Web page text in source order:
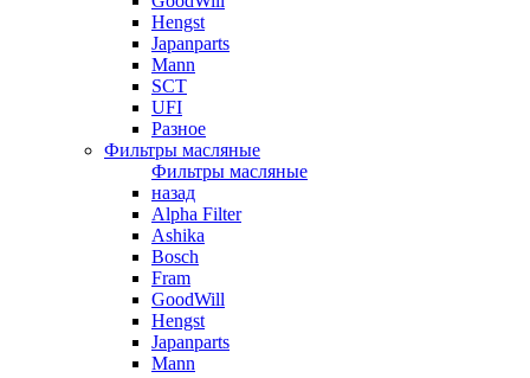
Hengst
Japanparts
Mann
SCT
UFI
Разное
Фильтры масляные
Фильтры масляные
назад
Alpha Filter
Ashika
Bosch
Fram
GoodWill
Hengst
Japanparts
Mann